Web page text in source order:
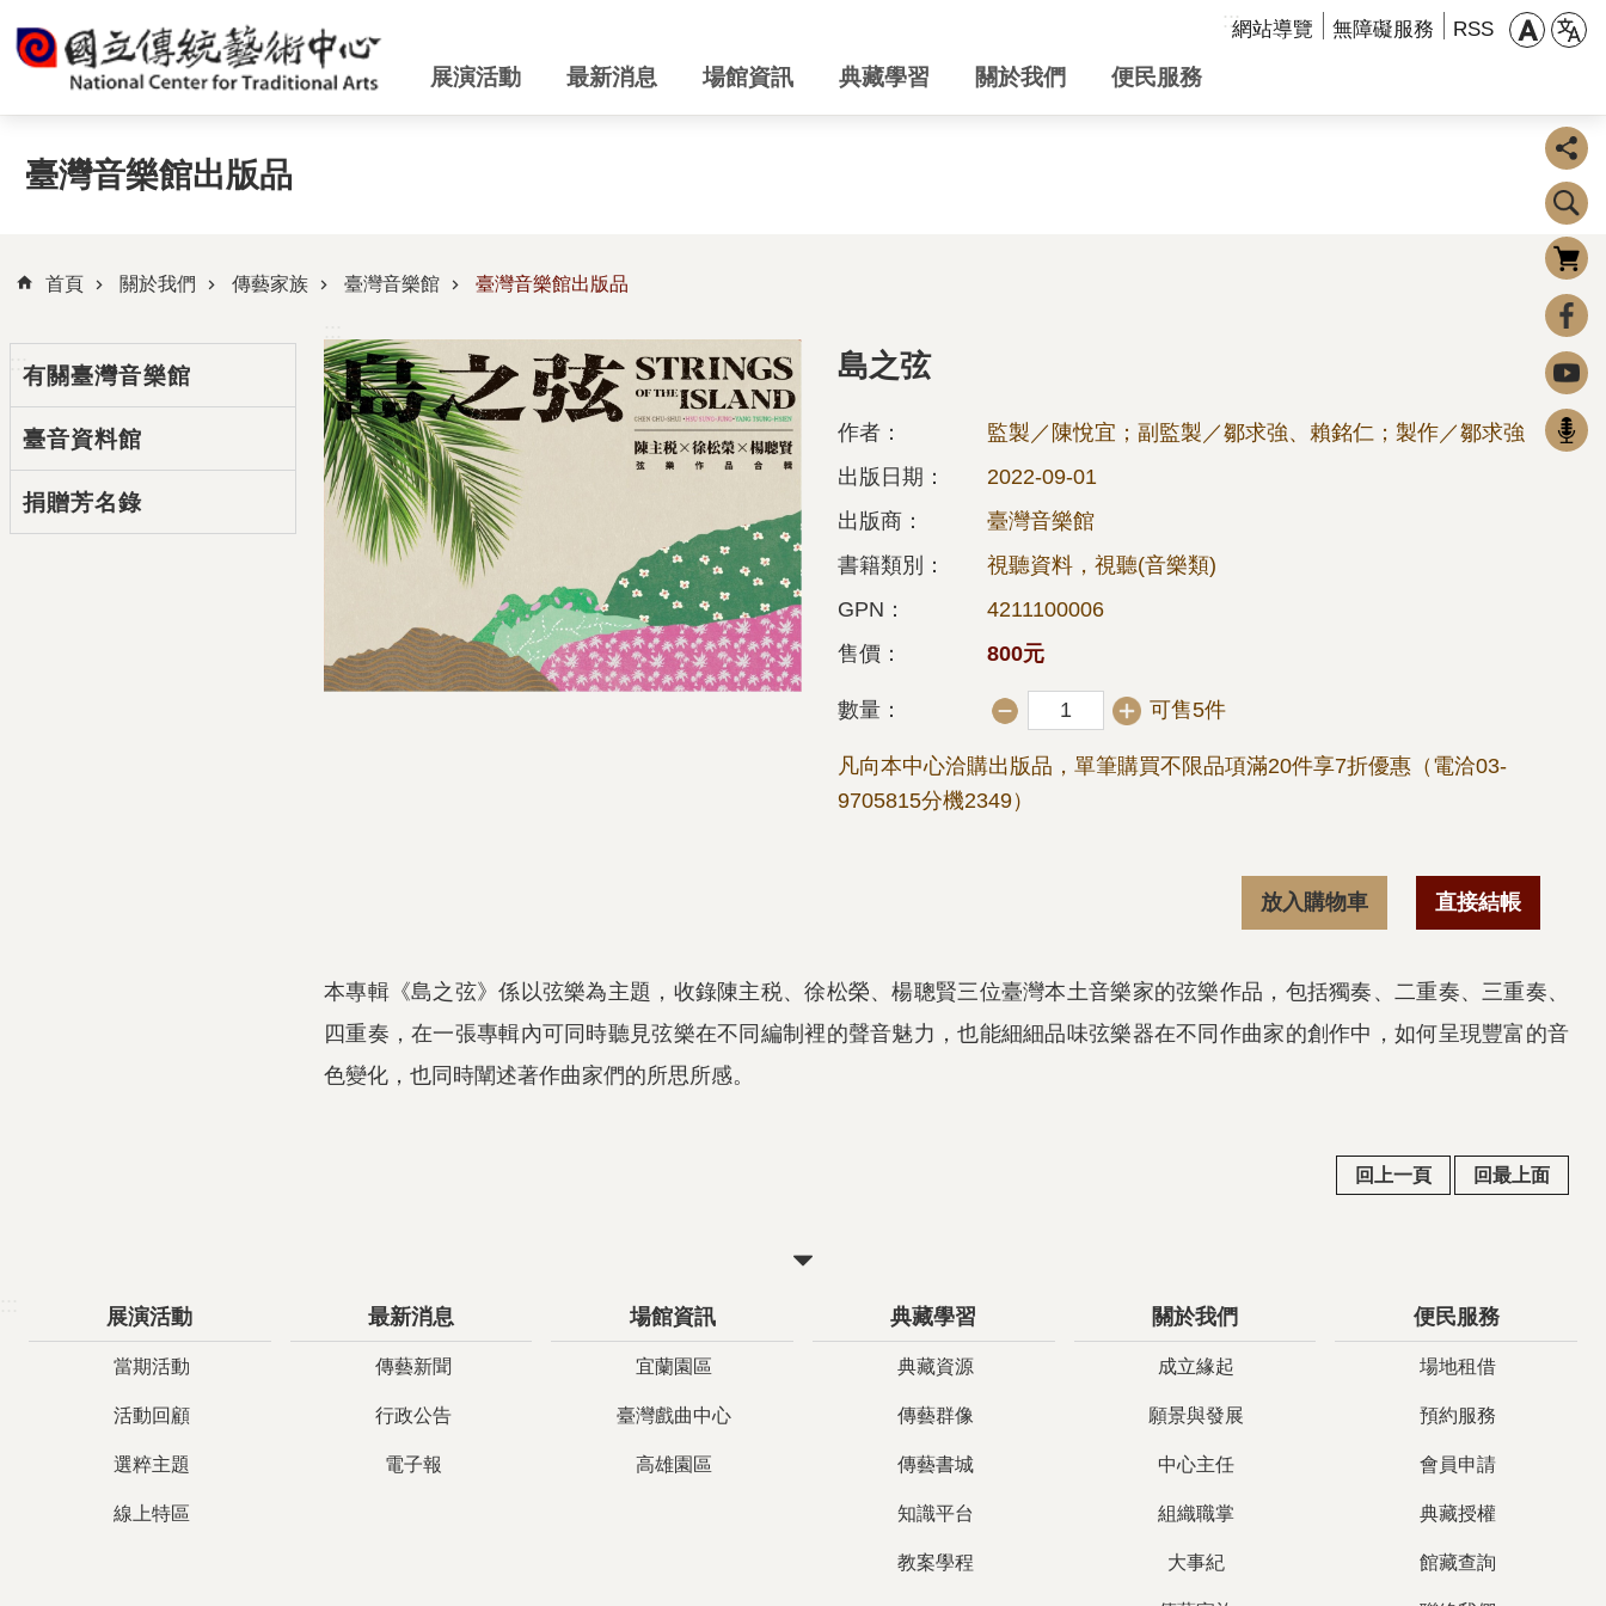
跳到主要內容區塊 :::網站導覽 無障礙服務 RSS
展演活動 最新消息 場館資訊 典藏學習 關於我們 便民服務
Podcast
臺灣音樂館出版品
首頁 關於我們 傳藝家族 臺灣音樂館 臺灣音樂館出版品
:::有關臺灣音樂館
臺音資料館
捐贈芳名錄
島之弦
作者：
監製／陳悅宜；副監製／鄒求強、賴銘仁；製作／鄒求強
出版日期：
2022-09-01
出版商：
臺灣音樂館
書籍類別：
視聽資料，視聽(音樂類)
GPN：
4211100006
售價：
800元
數量： 可售5件
凡向本中心洽購出版品，單筆購買不限品項滿20件享7折優惠（電洽03-
9705815分機2349）
放入購物車 直接結帳
本專輯《島之弦》係以弦樂為主題，收錄陳主税、徐松榮、楊聰賢三位臺灣本土音樂家的弦樂作品，包括獨奏、二重奏、三重奏、
四重奏，在一張專輯內可同時聽見弦樂在不同編制裡的聲音魅力，也能細細品味弦樂器在不同作曲家的創作中，如何呈現豐富的音
色變化，也同時闡述著作曲家們的所思所感。
回上一頁 回最上面
展演活動
當期活動
活動回顧
選粹主題
線上特區
最新消息
傳藝新聞
行政公告
電子報
場館資訊
宜蘭園區
臺灣戲曲中心
高雄園區
典藏學習
典藏資源
傳藝群像
傳藝書城
知識平台
教案學程
關於我們
成立緣起
願景與發展
中心主任
組織職掌
大事紀
便民服務
場地租借
預約服務
會員申請
典藏授權
館藏查詢